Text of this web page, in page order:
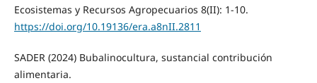
Ecosistemas y Recursos Agropecuarios 8(II): 1-10.
https://doi.org/10.19136/era.a8nII.2811
SADER (2024) Bubalinocultura, sustancial contribución
alimentaria.